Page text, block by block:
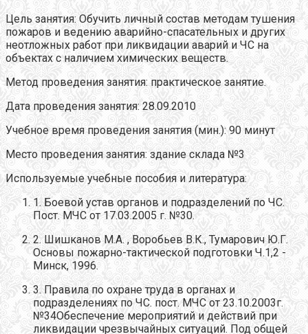
Цель занятия: Обучить личный состав методам тушения
пожаров и ведению аварийно-спасательных и других
неотложных работ при ликвидации аварий и ЧС на
объектах с наличием химических веществ.
Метод проведения занятия: практическое занятие.
Дата проведения занятия: 28.09.2010
Учебное время проведения занятия (мин.): 90 минут
Место проведения занятия: здание склада №3
Используемые учебные пособия и литература:
1. Боевой устав органов и подразделений по ЧС.
Пост. МЧС от 17.03.2005 г. №30.
2. Шишканов М.А. , Воробьев В.К., Тумарович Ю.Г.
Основы пожарно-тактической подготовки Ч.1,2 -
Минск, 1996.
3. Правила по охране труда в органах и
подразделениях по ЧС. пост. МЧС от 23.10.2003г.
№34Обеспечение мероприятий и действий при
ликвидации чрезвычайных ситуаций. Под общей